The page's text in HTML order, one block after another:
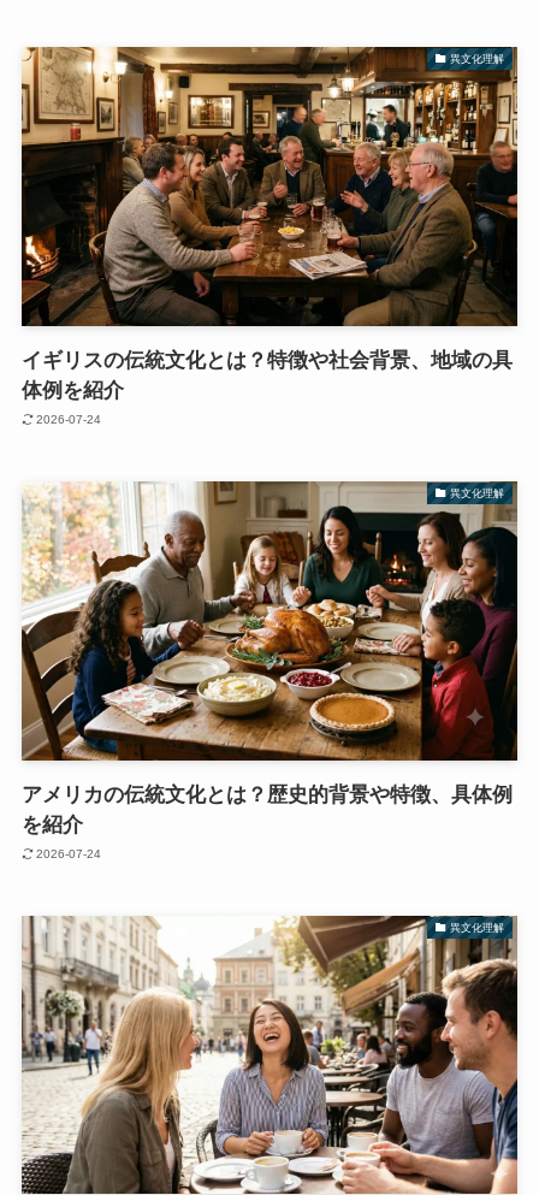
異文化理解
イギリスの伝統文化とは？特徴や社会背景、地域の具
体例を紹介
2026-07-24
異文化理解
アメリカの伝統文化とは？歴史的背景や特徴、具体例
を紹介
2026-07-24
異文化理解